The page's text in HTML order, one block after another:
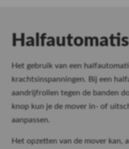
Het gebruik van een
krachtsinspanningen. Bij een
aandrijfrollen tegen de banden
knop kun je de mover in- of
aanpassen.
Het opzetten van de mover kan,